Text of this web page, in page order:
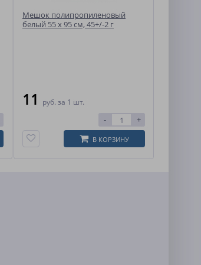
Мешок полипропиленовый
белый 55 x 95 см, 45+/-2 г
11 руб. за 1 шт.
- +
В КОРЗИНУ